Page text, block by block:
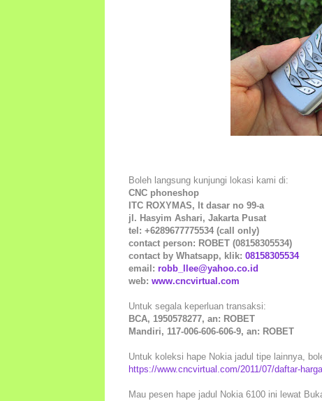
Boleh langsung kunjungi lokasi kami di:
CNC phoneshop
ITC ROXYMAS, lt dasar no 99-a
jl. Hasyim Ashari, Jakarta Pusat
tel: +6289677775534 (call only)
contact person: ROBET (08158305534)
contact by Whatsapp, klik: 08158305534
email: robb_llee@yahoo.co.id
web: www.cncvirtual.com
Untuk segala keperluan transaksi:
BCA, 1950578277, an: ROBET
Mandiri, 117-006-606-606-9, an: ROBET
Untuk koleksi hape Nokia jadul tipe lainnya,
https://www.cncvirtual.com/2011/07/daftar-
Mau pesen hape jadul Nokia 6100 ini lewat